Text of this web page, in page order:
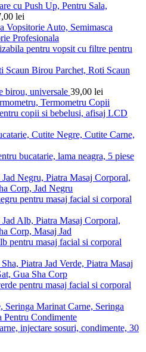
cu Push Up, Pentru Sala,
lei
pentru vopsit cu filtre pentru
birou, universale 39,00 lei
copii si bebelusi, afisaj LCD
bucatarie, lama neagra, 5 piese
pentru masaj facial si corporal
pentru masaj facial si corporal
pentru masaj facial si corporal
injectare sosuri, condimente, 30